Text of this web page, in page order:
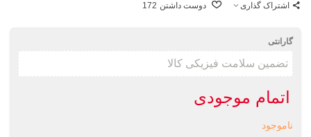
اشتراک گذاری
دوست داشتن 172
گارانتی
اتمام موجودی
ناموجود